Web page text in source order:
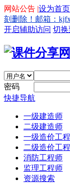
设为首页
网站公告 |
刻删除！邮箱：
开启辅助访问 切换
密码
快捷导航
一级建造师
二级建造师
一级造价工
二级造价工
消防工程师
监理工程师
资源搜索